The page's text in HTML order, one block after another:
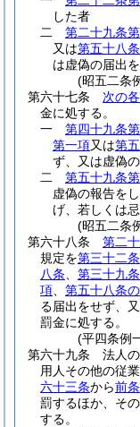
した者
二
第二十九条
又は第五十八
は虚偽の届出
(昭五二条
第六十七条
次の
金に処する。
一
第四十九条
第一項又は第
ず、又は虚偽
二
第五十九条
虚偽の報告を
げ、若しくは
(昭五二条
第六十八条
第二
規定を第三十二条
八条
第三十九
項
第五十八条
る届出をせず、
罰金に処する。
(平四条例
第六十九条
法人
用人その他の従
六十三条から前条
罰するほか、そ
する。